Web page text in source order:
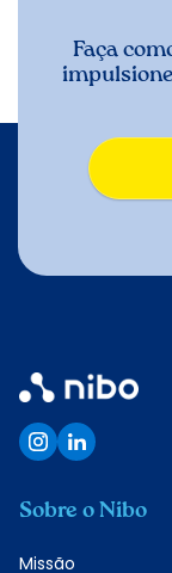
Faça
Sobre o Nibo
Missão